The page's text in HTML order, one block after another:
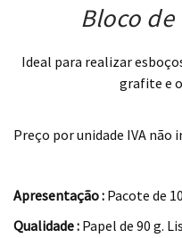
Bloco de
Ideal para realizar
grafite e
Preço por unidade IVA não
Apresentação : Pacote de
Qualidade : Papel de 90 g.